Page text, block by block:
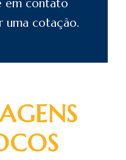
em contato
uma cotação.